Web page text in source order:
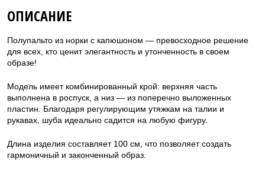
ОПИСАНИЕ
Полупальто из норки с капюшоном — превосходное решение
для всех, кто ценит элегантность и утонченность в своем
образе!
Модель имеет комбинированный крой: верхняя часть
выполнена в роспуск, а низ — из поперечно выложенных
пластин. Благодаря регулирующим утяжкам на талии и
рукавах, шуба идеально садится на любую фигуру.
Длина изделия составляет 100 см, что позволяет создать
гармоничный и законченный образ.